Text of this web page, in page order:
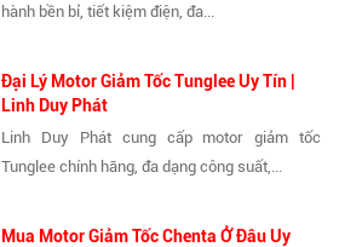
hành bền bỉ, tiết kiệm điện, đa...
Đại Lý Motor Giảm Tốc Tunglee Uy Tín |
Linh Duy Phát
Linh Duy Phát cung cấp motor giảm tốc
Tunglee chính hãng, đa dạng công suất,...
Mua Motor Giảm Tốc Chenta Ở Đâu Uy